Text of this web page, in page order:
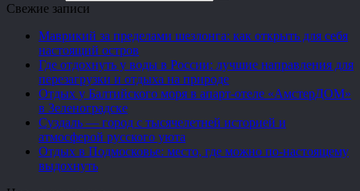
Свежие записи
Маврикий за пределами шезлонга: как открыть для себя
настоящий остров
Где отдохнуть у воды в России: лучшие направления для
перезагрузки и отдыха на природе
Отдых у Балтийского моря в апарт-отеле «АмстерДОМ»
в Зеленоградске
Суздаль — город с тысячелетней историей и
атмосферой русского уюта
Отдых в Подмосковье: место, где можно по-настоящему
выдохнуть